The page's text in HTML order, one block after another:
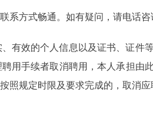
系方式畅通。如有疑问，请电话
有效的个人信息以及证书、证件
用手续者取消聘用，本人承担由
照规定时限及要求完成的，取消应